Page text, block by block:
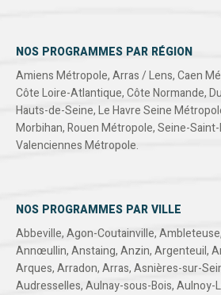
NOS PROGRAMMES PAR RÉGION
Amiens Métropole,Arras / Lens,Caen
Côte Loire-Atlantique,Côte Normande,
Hauts-de-Seine,Le Havre Seine
Morbihan,Rouen Métropole,Seine-
Valenciennes Métropole.
NOS PROGRAMMES PAR VILLE
Abbeville,Agon-Coutainville,Ambleteuse,
Annœullin,Anstaing,Anzin,Argenteuil,
Arques,Arradon,Arras,Asnières-sur-
Audresselles,Aulnay-sous-Bois,Aulnoy-